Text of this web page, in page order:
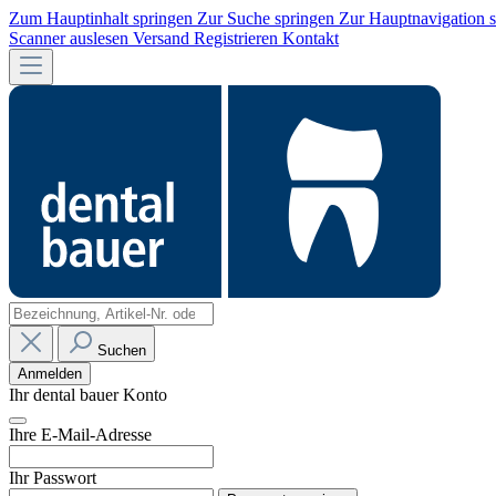
Zum Hauptinhalt springen Zur Suche springen Zur Hauptnavigation
Scanner auslesen Versand Registrieren Kontakt
Suchen
Anmelden
Ihr dental bauer Konto
Ihre E-Mail-Adresse
Ihr Passwort